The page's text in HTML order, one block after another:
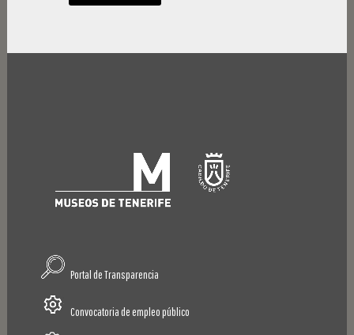
Portal de Transparencia
Convocatoria de empleo público